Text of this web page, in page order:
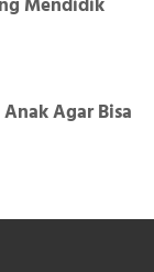
Agar Bisa